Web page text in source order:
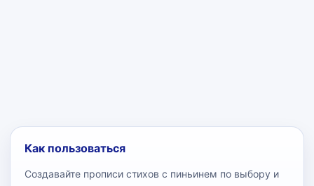
Как пользоваться
Создавайте прописи стихов с пиньинем по выбору и